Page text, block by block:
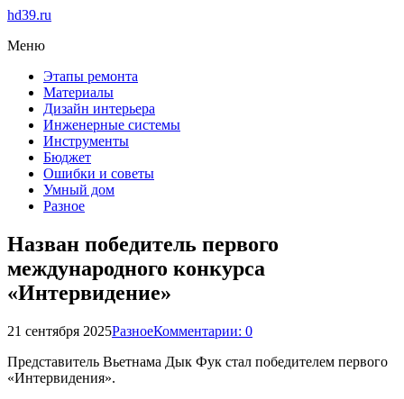
hd39.ru
Меню
Этапы ремонта
Материалы
Дизайн интерьера
Инженерные системы
Инструменты
Бюджет
Ошибки и советы
Умный дом
Разное
Назван победитель первого
международного конкурса
«Интервидение»
21 сентября 2025РазноеКомментарии: 0
Представитель Вьетнама Дык Фук стал победителем первого
«Интервидения».